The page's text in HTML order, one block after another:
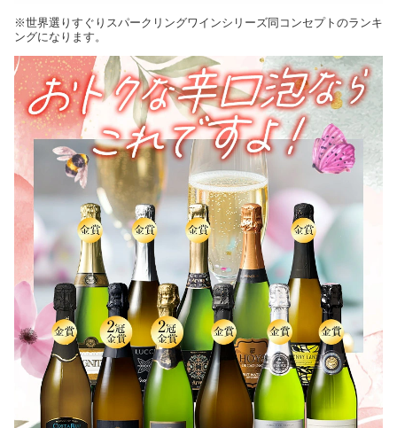
※世界選りすぐりスパークリングワインシリーズ同コンセプトのランキ
ングになります。